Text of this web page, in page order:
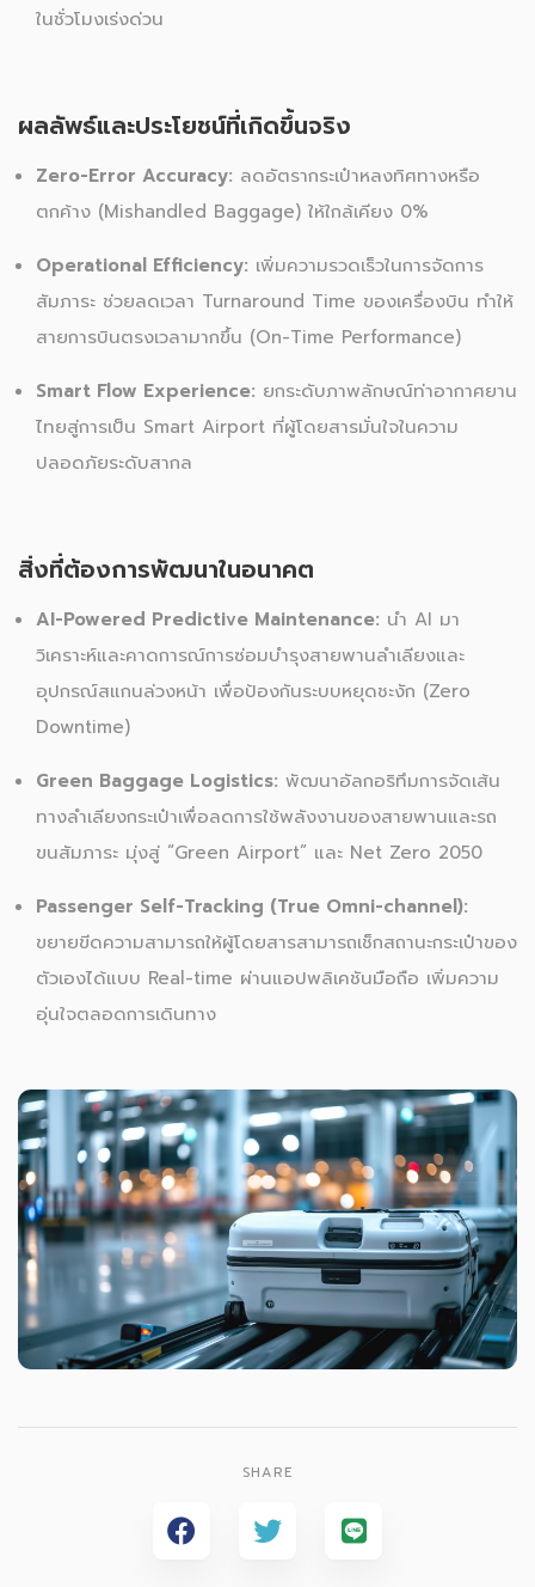
ในชั่วโมงเร่งด่วน
ผลลัพธ์และประโยชน์ที่เกิดขึ้นจริง
Zero-Error Accuracy: ลดอัตรากระเป๋าหลงทิศทางหรือ
ตกค้าง (Mishandled Baggage) ให้ใกล้เคียง 0%
Operational Efficiency: เพิ่มความรวดเร็วในการจัดการ
สัมภาระ ช่วยลดเวลา Turnaround Time ของเครื่องบิน ทำให้
สายการบินตรงเวลามากขึ้น (On-Time Performance)
Smart Flow Experience: ยกระดับภาพลักษณ์ท่าอากาศยาน
ไทยสู่การเป็น Smart Airport ที่ผู้โดยสารมั่นใจในความ
ปลอดภัยระดับสากล
สิ่งที่ต้องการพัฒนาในอนาคต
AI-Powered Predictive Maintenance: นำ AI มา
วิเคราะห์และคาดการณ์การซ่อมบำรุงสายพานลำเลียงและ
อุปกรณ์สแกนล่วงหน้า เพื่อป้องกันระบบหยุดชะงัก (Zero
Downtime)
Green Baggage Logistics: พัฒนาอัลกอริทึมการจัดเส้น
ทางลำเลียงกระเป๋าเพื่อลดการใช้พลังงานของสายพานและรถ
ขนสัมภาระ มุ่งสู่ “Green Airport” และ Net Zero 2050
Passenger Self-Tracking (True Omni-channel):
ขยายขีดความสามารถให้ผู้โดยสารสามารถเช็กสถานะกระเป๋าของ
ตัวเองได้แบบ Real-time ผ่านแอปพลิเคชันมือถือ เพิ่มความ
อุ่นใจตลอดการเดินทาง
SHARE